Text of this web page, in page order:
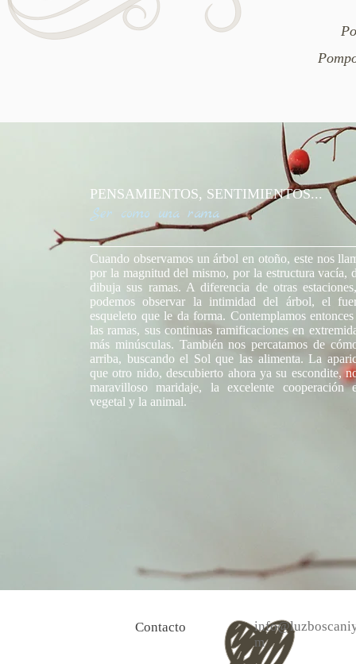
PENSAMIENTOS, SENTIMIENTOS...
Ser como una rama
Cuando observamos un árbol en otoño, este nos
por la magnitud del mismo, por la estructura vacía,
dibuja sus ramas. A diferencia de otras
podemos observar la intimidad del árbol, el
esqueleto que le da forma. Contemplamos
las ramas, sus continuas ramificaciones en
más minúsculas. También nos percatamos de
arriba, buscando el Sol que las alimenta. La
que otro nido, descubierto ahora ya su escondite,
maravilloso maridaje, la excelente cooperación
vegetal y la animal.
Contacto
m